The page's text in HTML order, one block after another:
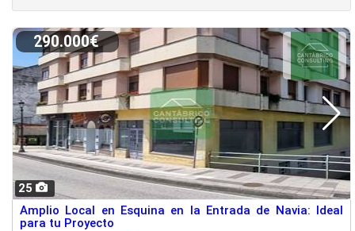
25
290.000€
Amplio Local en Esquina en la Entrada de Navia: Ideal
para tu Proyecto